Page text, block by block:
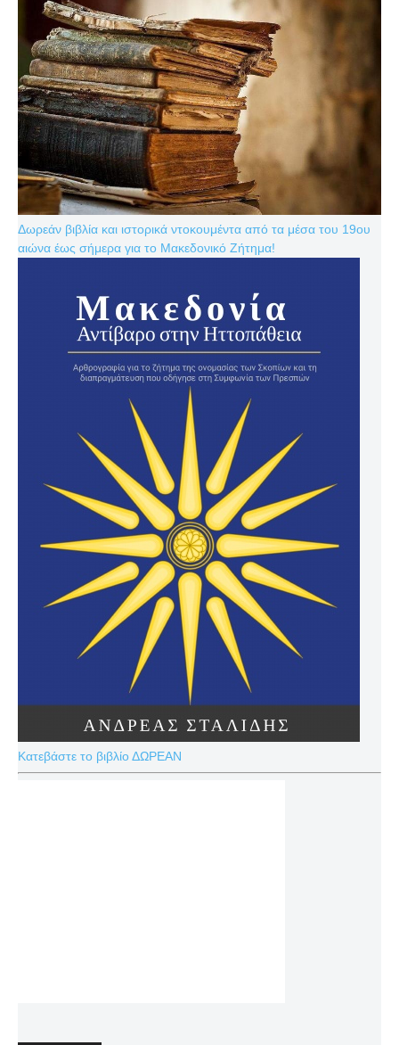
Δωρεάν βιβλία και ιστορικά ντοκουμέντα από τα μέσα του 19ου
αιώνα έως σήμερα για το Μακεδονικό Ζήτημα!
Κατεβάστε το βιβλίο ΔΩΡΕΑΝ